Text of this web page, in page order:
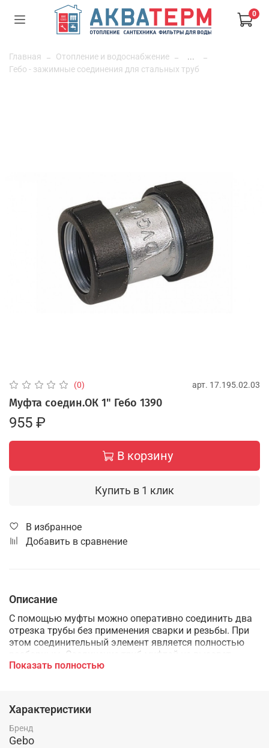
0
Главная Отопление и водоснабжение
...
Гебо - зажимные соединения для стальных труб
(0) арт. 17.195.02.03
Муфта соедин.ОК 1" Гебо 1390
955 ₽
В корзину
Купить в 1 клик
В избранное
Добавить в сравнение
Описание
С помощью муфты можно оперативно соединить два
отрезка трубы без применения сварки и резьбы. При
этом соединительный элемент является полностью
разборным. Соединение труб муфтой не вызовет
затруднений даже у новичка. Благодаря муфте быстро
труда устанавливается даже в условиях
ограниченного пространства. Изделие способно
функционировать в широком диапазоне температур.
Муфта выдерживает давление в системе до 10 бар.
Показать полностью
Характеристики
Бренд
Gebo